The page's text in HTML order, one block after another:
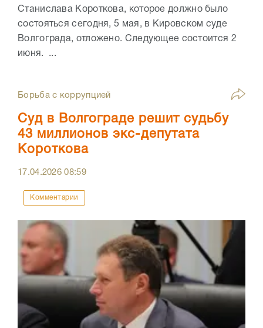
Станислава Короткова, которое должно было
состояться сегодня, 5 мая, в Кировском суде
Волгограда, отложено. Следующее состоится 2
июня. ...
Борьба с коррупцией
Суд в Волгограде решит судьбу
43 миллионов экс-депутата
Короткова
17.04.202608:59
Комментарии